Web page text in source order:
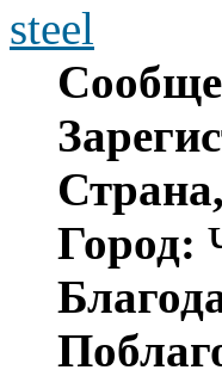
steel
Город: